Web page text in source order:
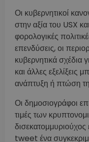
Οι κυβερνητικοί
στην αξία του USX
φορολογικές
επενδύσεις, οι
κυβερνητικά σχέδια
και άλλες
ανάπτυξη ή πτώση
Οι δημοσιογράφοι
τιμές των
δισεκατομμυριούχος
tweet ένα